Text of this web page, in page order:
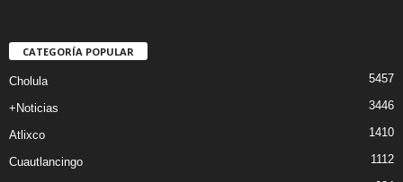
CATEGORÍA POPULAR
Cholula 5457
+Noticias 3446
Atlixco 1410
Cuautlancingo
1112